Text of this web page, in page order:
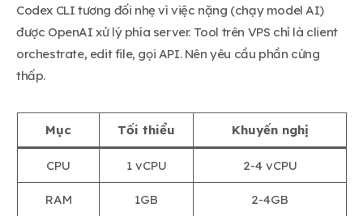
Codex CLI tương đối nhẹ vì việc nặng (chạy model AI)
được OpenAI xử lý phía server. Tool trên VPS chỉ là client
orchestrate, edit file, gọi API. Nên yêu cầu phần cứng
thấp.
Mục Tối thiểu Khuyến nghị
CPU 1 vCPU 2-4 vCPU
RAM 1GB 2-4GB